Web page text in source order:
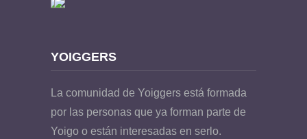
YOIGGERS
La comunidad de Yoiggers está formada
por las personas que ya forman parte de
Yoigo o están interesadas en serlo.